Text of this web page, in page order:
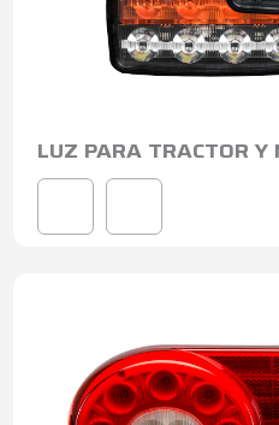
LUZ PARA TRACTOR Y